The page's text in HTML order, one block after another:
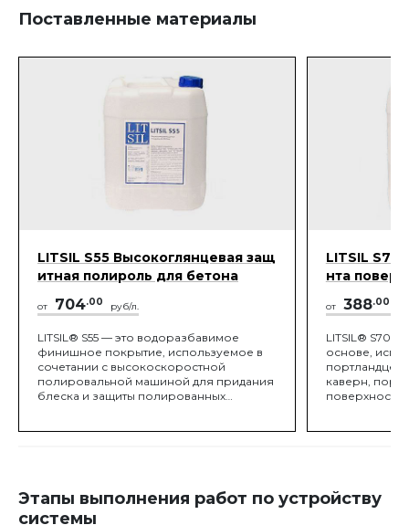
Поставленные материалы
LITSIL S55 Высокоглянцевая защ
итная полироль для бетона
от 704.00 руб/л.
LITSIL® S55 — это водоразбавимое
финишное покрытие, используемое в
сочетании с высокоскоростной
полировальной машиной для придания
блеска и защиты полированных
содержит минимальное количество
ЛОС, и удовлетворяет требованиям по
LITSIL
нта
от 388.00
LITSIL® S70 —
основе,
каверн, пор
сразу
полировке.
Этапы выполнения работ по устройству
системы